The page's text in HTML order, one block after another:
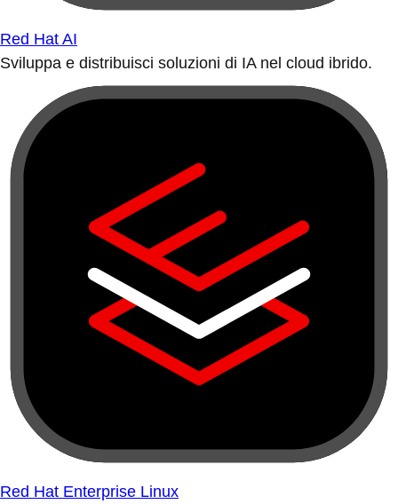
Red Hat AI
Sviluppa e distribuisci soluzioni di IA nel cloud ibrido.
Red Hat Enterprise Linux